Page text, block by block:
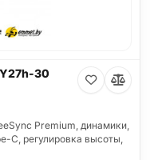
30
Premium, динамики,
C, регулировка высоты,